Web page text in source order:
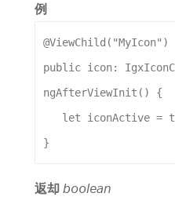
例
@ViewChild ( "MyIcon" )
public icon:
ngAfterViewInit () {
let
iconActive =
}
返却 boolean